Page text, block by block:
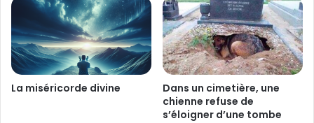
La miséricorde divine
Dans un cimetière, une
chienne refuse de
s’éloigner d’une tombe